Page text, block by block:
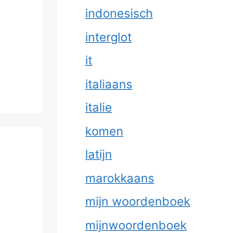
indonesisch
interglot
it
italiaans
italie
komen
latijn
marokkaans
mijn woordenboek
mijnwoordenboek